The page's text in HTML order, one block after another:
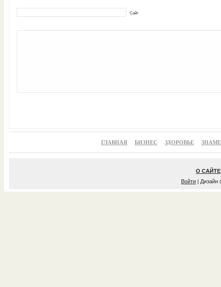
Сайт
ГЛАВНАЯ БИЗНЕС ЗДОРОВЬЕ
О САЙТЕ
Войти | Дизайн